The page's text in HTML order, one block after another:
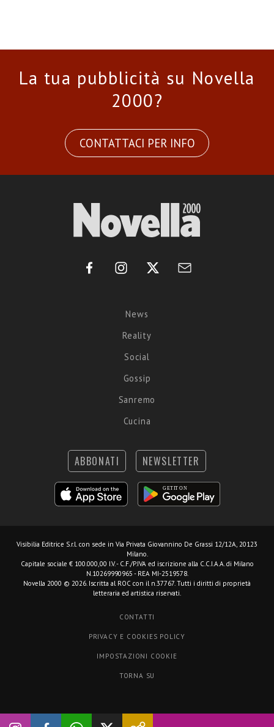
La tua pubblicità su Novella
2000?
CONTATTACI PER INFO
News
Reality
Social
Gossip
Sanremo
Cucina
ABBONATI NEWSLETTER
Visibilia Editrice S.r.l. con sede in Via Privata Giovannino De Grassi 12/12A, 20123
Milano.
Capitale sociale € 100.000,00 I.V. - C.F./P.IVA ed iscrizione alla C.C.I.A.A. di Milano
N.10269990965 - REA MI-2519578.
Novella 2000 © 2026. Iscritta al ROC con il n.37767. Tutti i diritti di proprietà
letteraria ed artistica riservati.
CONTATTI
PRIVACY E COOKIES POLICY
IMPOSTAZIONI COOKIE
TORNA SU